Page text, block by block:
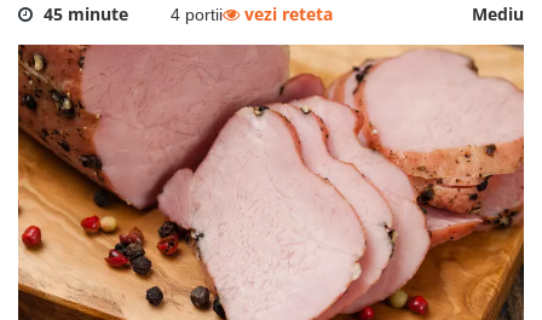
45 minute 4 portii Mediu
vezi reteta